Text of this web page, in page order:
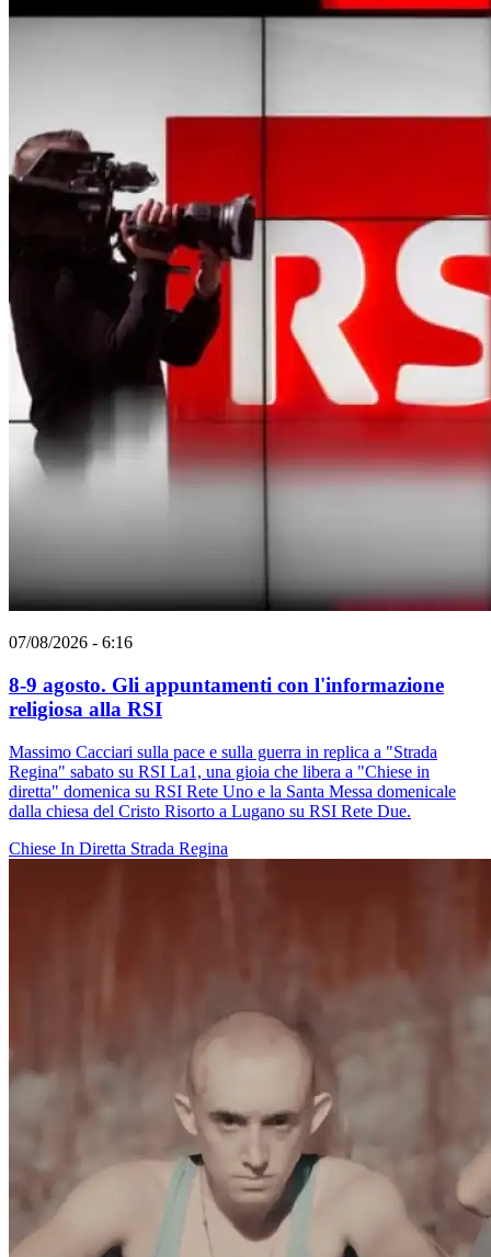
07/08/2026 - 6:16
8-9 agosto. Gli appuntamenti con l'informazione
religiosa alla RSI
Massimo Cacciari sulla pace e sulla guerra in replica a "Strada
Regina" sabato su RSI La1, una gioia che libera a "Chiese in
diretta" domenica su RSI Rete Uno e la Santa Messa domenicale
dalla chiesa del Cristo Risorto a Lugano su RSI Rete Due.
Chiese In Diretta Strada Regina